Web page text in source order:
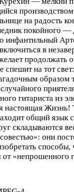
на радость
покойного —
инфантильный
включиться в
продолжать
спешит на тот
образом
гитариста из
настоящая Жизнь!
общий язык
складываются
они
от «непрошенного